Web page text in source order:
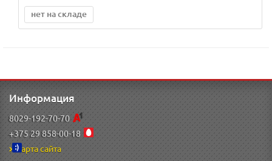
нет на складе
Информация
8029-192-70-70
+375 29 858-00-18
Карта сайта